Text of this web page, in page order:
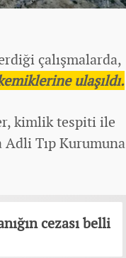
çalışmalarda,
ulaşıldı.
kimlik tespiti ile
Adli Tıp Kurumuna
cezası belli